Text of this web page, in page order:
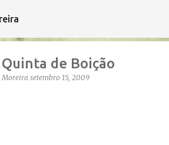
para o conteúdo principal
de Boição
Moreira setembro 15, 2009